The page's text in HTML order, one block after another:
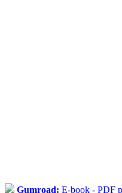
Gumroad: E-book - PDF